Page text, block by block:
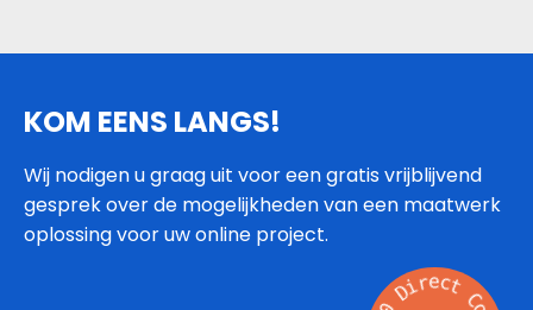
KOM EENS LANGS!
Wij nodigen u graag uit voor een gratis vrijblijvend
gesprek over de mogelijkheden van een maatwerk
oplossing voor uw online project.
0
Direc
t
C